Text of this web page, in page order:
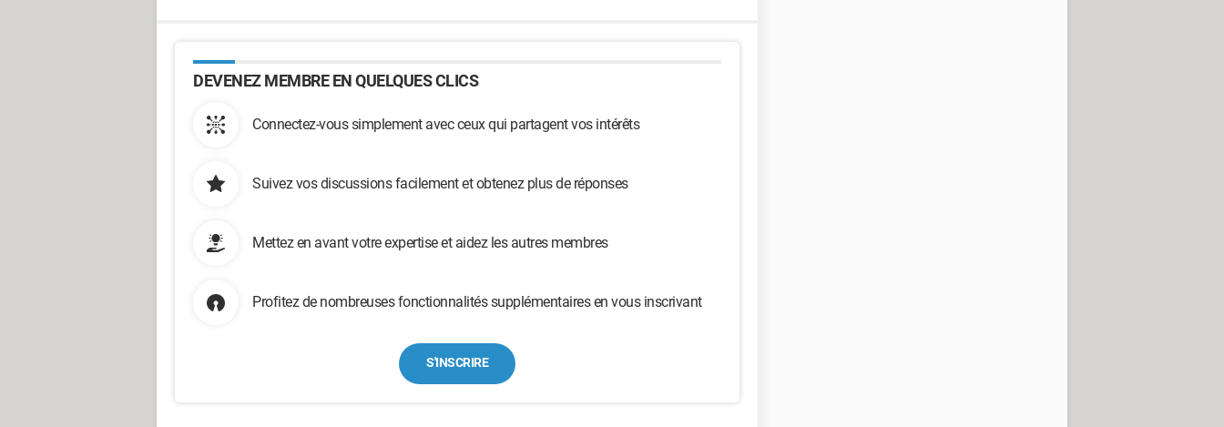
DEVENEZ MEMBRE EN QUELQUES CLICS
Connectez-vous simplement avec ceux qui partagent vos intérêts
Suivez vos discussions facilement et obtenez plus de réponses
Mettez en avant votre expertise et aidez les autres membres
Profitez de nombreuses fonctionnalités supplémentaires en vous inscrivant
S'INSCRIRE